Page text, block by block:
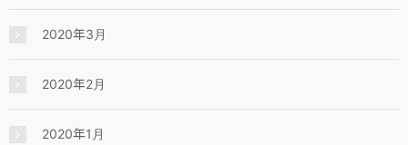
2020年3月
2020年2月
2020年1月